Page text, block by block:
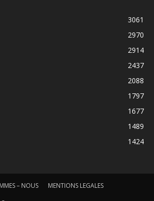
3061
2970
2914
2437
2088
1797
1677
1489
1424
– NOUS MENTIONS LEGALES